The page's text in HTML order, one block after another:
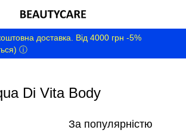
доставка. Від 4000 грн -5%
ⓘ
Di Vita Body
За популярністю